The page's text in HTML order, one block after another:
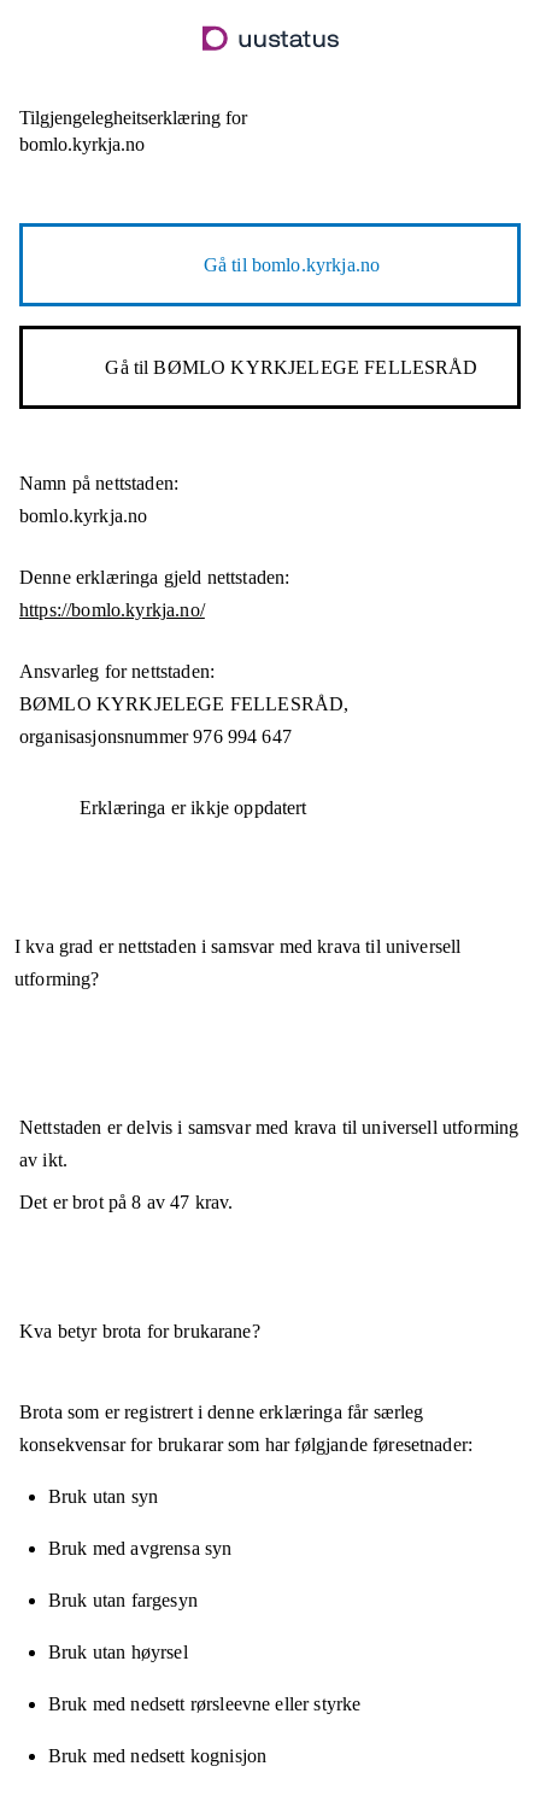
til
Tilgjengelegheitserklæring for
bomlo.kyrkja.no
Gå til bomlo.kyrkja.no
Gå tilBØMLO KYRKJELEGE FELLESRÅD
Namn på nettstaden:
bomlo.kyrkja.no
Denne erklæringa gjeld nettstaden:
https://bomlo.kyrkja.no/
Ansvarleg for nettstaden:
BØMLO KYRKJELEGE FELLESRÅD,
organisasjonsnummer 976 994 647
Erklæringa er ikkje oppdatert
I kva grad er nettstaden i samsvar med krava til universell
utforming?
Nettstaden erdelvis i samsvarmed krava til universell utforming
av ikt.
Det er brot på8 av47 krav.
Kva betyr brota for brukarane?
Brota som er registrert i denne erklæringa får særleg
konsekvensar for brukarar som har følgjande føresetnader:
Bruk utan syn
Bruk med avgrensa syn
Bruk utan fargesyn
Bruk utan høyrsel
Bruk med nedsett rørsleevne eller styrke
Bruk med nedsett kognisjon